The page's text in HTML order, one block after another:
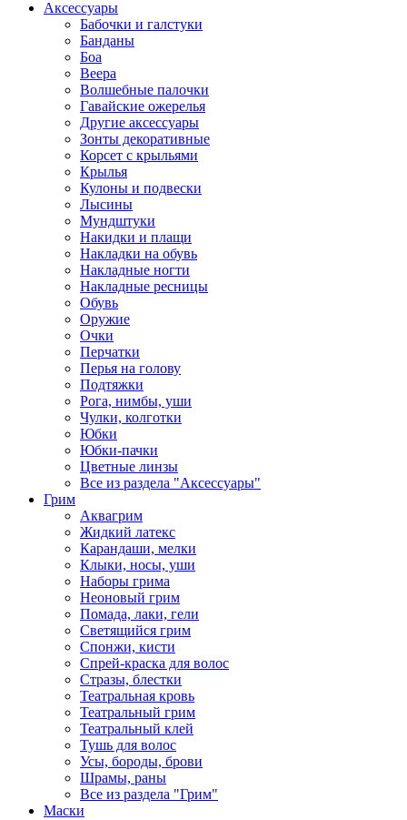
Аксессуары
Бабочки и галстуки
Банданы
Боа
Веера
Волшебные палочки
Гавайские ожерелья
Другие аксессуары
Зонты декоративные
Корсет с крыльями
Крылья
Кулоны и подвески
Лысины
Мундштуки
Накидки и плащи
Накладки на обувь
Накладные ногти
Накладные ресницы
Обувь
Оружие
Очки
Перчатки
Перья на голову
Подтяжки
Рога, нимбы, уши
Чулки, колготки
Юбки
Юбки-пачки
Цветные линзы
Все из раздела "Аксессуары"
Грим
Аквагрим
Жидкий латекс
Карандаши, мелки
Клыки, носы, уши
Наборы грима
Неоновый грим
Помада, лаки, гели
Светящийся грим
Спонжи, кисти
Спрей-краска для волос
Стразы, блестки
Театральная кровь
Театральный грим
Театральный клей
Тушь для волос
Усы, бороды, брови
Шрамы, раны
Все из раздела "Грим"
Маски